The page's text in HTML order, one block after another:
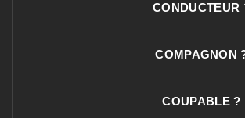
CONDUCTEUR
COMPAGNON
COUPABLE ?